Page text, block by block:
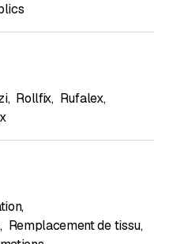
, Rollfix, Rufalex,
,
, Remplacement de tissu,